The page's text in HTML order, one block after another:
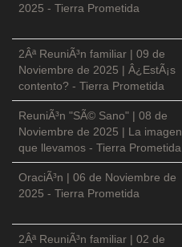
2025 - Tierra Prometida
2Âª ReuniÃ³n familiar | 09 de
Noviembre de 2025 | Â¿EstÃ¡s
contento? - Tierra Prometida
ReuniÃ³n "SÃ© Sano" | 08 de
Noviembre de 2025 | La imagen
que llevamos - Tierra Prometida
OraciÃ³n | 06 de Noviembre de
2025 - Tierra Prometida
2Âª ReuniÃ³n familiar | 02 de